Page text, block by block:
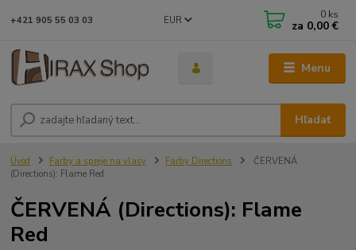
Menu
EUR
Hľadať
+421 905 55 03 03 0 ks
za 0,00 €
Úvod Farby a spreje na vlasy Farby Directions
ČERVENÁ
(Directions): Flame Red
ČERVENÁ (Directions): Flame
Red